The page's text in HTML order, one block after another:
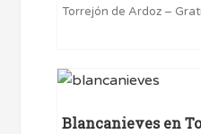
Torrejón de Ardoz –
Blancanieves en